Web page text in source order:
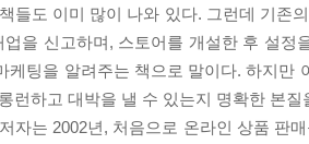
들도 이미 많이 나와 있다. 그런데 기존
업을 신고하며, 스토어를 개설한 후 설
케팅을 알려주는 책으로 말이다. 하지만
런하고 대박을 낼 수 있는지 명확한 본
자는 2002년, 처음으로 온라인 상품 판